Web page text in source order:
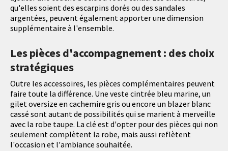
qu'elles soient des escarpins dorés ou des sandales
argentées, peuvent également apporter une dimension
supplémentaire à l'ensemble.
Les pièces d'accompagnement : des choix
stratégiques
Outre les accessoires, les pièces complémentaires peuvent
faire toute la différence. Une veste cintrée bleu marine, un
gilet oversize en cachemire gris ou encore un blazer blanc
cassé sont autant de possibilités qui se marient à merveille
avec la robe taupe. La clé est d'opter pour des pièces qui non
seulement complètent la robe, mais aussi reflètent
l'occasion et l'ambiance souhaitée.